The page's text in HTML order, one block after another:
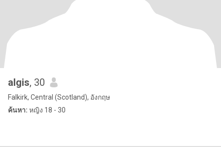
algis, 30
Falkirk, Central (Scotland), อังกฤษ
ค้นหา: หญิง 18 - 30